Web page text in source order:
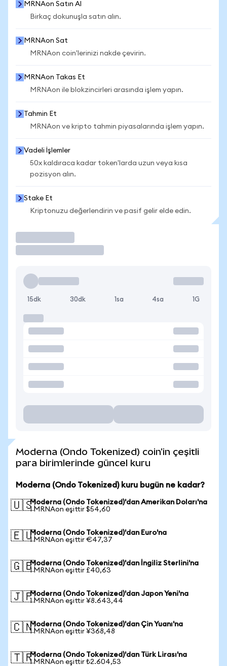
MRNAon Satın Al
Birkaç dokunuşla satın alın.
MRNAon Sat
MRNAon coin'lerinizi nakde çevirin.
MRNAon Takas Et
MRNAon ile blokzincirleri arasında işlem yapın.
Tahmin Et
MRNAon ve kripto tahmin piyasalarında işlem yapın.
Vadeli İşlemler
50x kaldıraca kadar token'larda uzun veya kısa
pozisyon alın.
Stake Et
Kriptonuzu değerlendirin ve pasif gelir elde edin.
15dk 30dk 1sa 4sa 1G
Moderna (Ondo Tokenized) coin'in çeşitli
para birimlerinde güncel kuru
Moderna (Ondo Tokenized) kuru bugün ne kadar?
🇺🇸Moderna (Ondo Tokenized)'dan Amerikan Doları'na
1 MRNAon eşittir $54,60
🇪🇺Moderna (Ondo Tokenized)'dan Euro'na
1 MRNAon eşittir €47,37
🇬🇧Moderna (Ondo Tokenized)'dan İngiliz Sterlini'na
1 MRNAon eşittir £40,63
🇯🇵Moderna (Ondo Tokenized)'dan Japon Yeni'na
1 MRNAon eşittir ¥8.643,44
🇨🇳Moderna (Ondo Tokenized)'dan Çin Yuanı'na
1 MRNAon eşittir ¥368,48
🇹🇷Moderna (Ondo Tokenized)'dan Türk Lirası'na
1 MRNAon eşittir ₺2.604,53